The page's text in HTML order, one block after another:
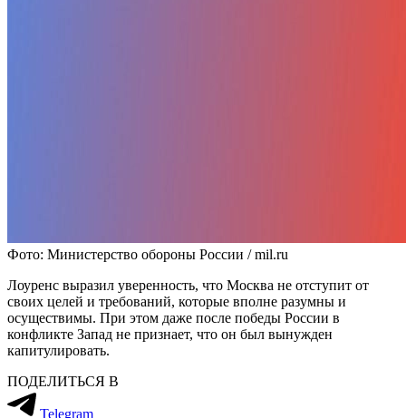
Фото: Министерство обороны России / mil.ru
Лоуренс выразил уверенность, что Москва не отступит от
своих целей и требований, которые вполне разумны и
осуществимы. При этом даже после победы России в
конфликте Запад не признает, что он был вынужден
капитулировать.
ПОДЕЛИТЬСЯ В
Telegram